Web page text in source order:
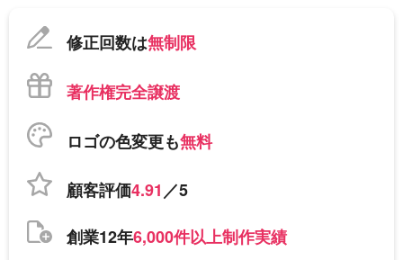
修正回数は無制限
著作権完全譲渡
ロゴの色変更も無料
顧客評価4.91／5
創業12年6,000件以上制作実績